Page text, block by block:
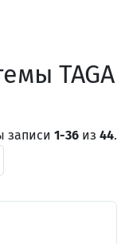
TAGA
записи 1-36 из 44.